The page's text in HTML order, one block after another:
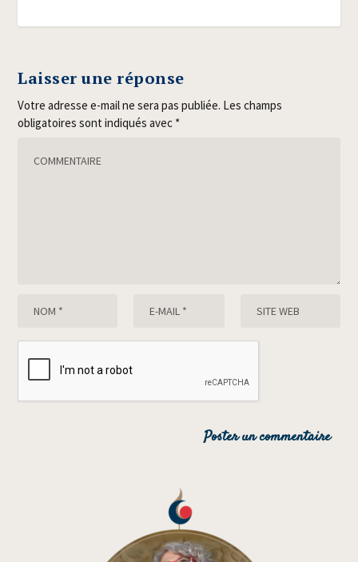
Laisser une réponse
Votre adresse e-mail ne sera pas publiée. Les champs
obligatoires sont indiqués avec *